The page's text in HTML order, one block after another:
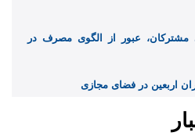
عبور از الگوی مصرف در
اربعین در فضای مجازی